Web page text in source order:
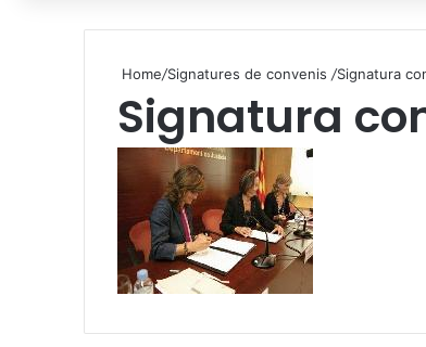
Home/Signatures de convenis /Signatura
Signatura